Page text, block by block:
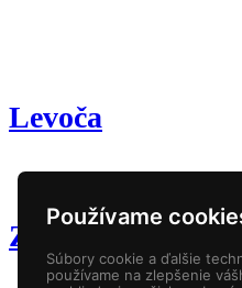
Používame
Súbory cookie a ďalšie
používame na zlepšenie
Levoča
Zázriva